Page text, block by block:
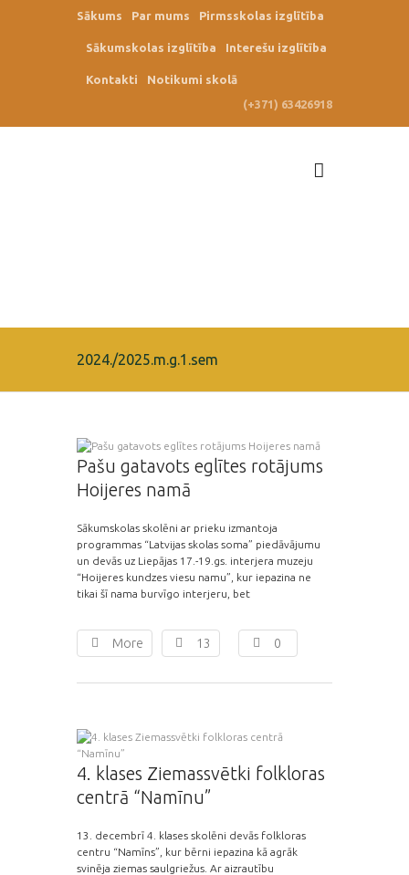
Sākums Par mums Pirmsskolas izglītība
Sākumskolas izglītība Interešu izglītība
Kontakti
Notikumi skolā
(+371) 63426918
2024./2025.m.g.1.sem
Pašu gatavots eglītes rotājums
Hoijeres namā
Sākumskolas skolēni ar prieku izmantoja
programmas “Latvijas skolas soma” piedāvājumu
un devās uz Liepājas 17.-19.gs. interjera muzeju
“Hoijeres kundzes viesu namu”, kur iepazina ne
tikai šī nama burvīgo interjeru, bet
More 13 0
4. klases Ziemassvētki folkloras
centrā “Namīnu”
13. decembrī 4. klases skolēni devās folkloras
centru “Namīns”, kur bērni iepazina kā agrāk
svinēja ziemas saulgriežus. Ar aizrautību